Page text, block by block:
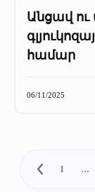
Անցավ ու
համար
06/11/2025
1 …